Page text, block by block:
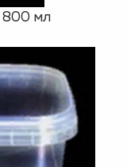
800 мл